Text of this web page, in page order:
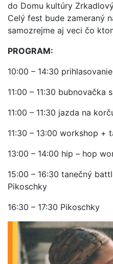
do Domu kultúry
Celý fest bude zameraný
samozrejme aj veci čo
PROGRAM:
10:00 – 14:30
11:00 – 11:30 bubnovačka
11:00 – 11:30 jazda na
11:30 – 13:00 workshop +
13:00 – 14:00 hip – hop
15:00 – 16:30 tanečný
Pikoschky
16:30 – 17:30 Pikoschky